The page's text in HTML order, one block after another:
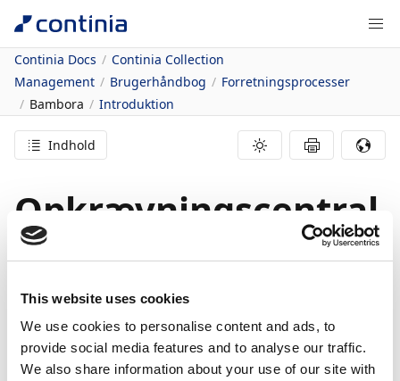
This website uses cookies
We use cookies to personalise content and ads, to
provide social media features and to analyse our traffic.
We also share information about your use of our site with
Continia Docs
Continia Collection
Management
Brugerhåndbog
Forretningsprocesser
Bambora
Introduktion
Indhold
Opkrævningscentral
en Bambora
01/01/2023 1 minut at læse
I denne artikel
Oversigt